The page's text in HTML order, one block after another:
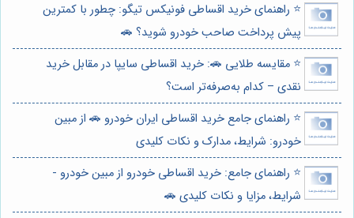
⭐️ راهنمای خرید اقساطی فونیکس تیگو: چطور با کمترین
پیش پرداخت صاحب خودرو شوید؟ 🚗
⭐️ مقایسه طلایی 🚗: خرید اقساطی سایپا در مقابل خرید
نقدی – کدام به‌صرفه‌تر است؟
⭐️ راهنمای جامع خرید اقساطی ایران خودرو 🚗 از مبین
خودرو: شرایط، مدارک و نکات کلیدی
⭐️ راهنمای جامع: خرید اقساطی خودرو از مبین خودرو -
شرایط، مزایا و نکات کلیدی 🚗